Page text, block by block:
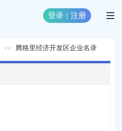
登录 | 注册
>> 腾格里经济开发区企业名录